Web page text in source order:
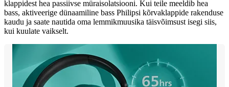
klappidest hea passiivse müraisolatsiooni. Kui teile meeldib hea
bass, aktiveerige dünaamiline bass Philipsi kõrvaklappide rakenduse
kaudu ja saate nautida oma lemmikmuusika täisvõimsust isegi siis,
kui kuulate vaikselt.